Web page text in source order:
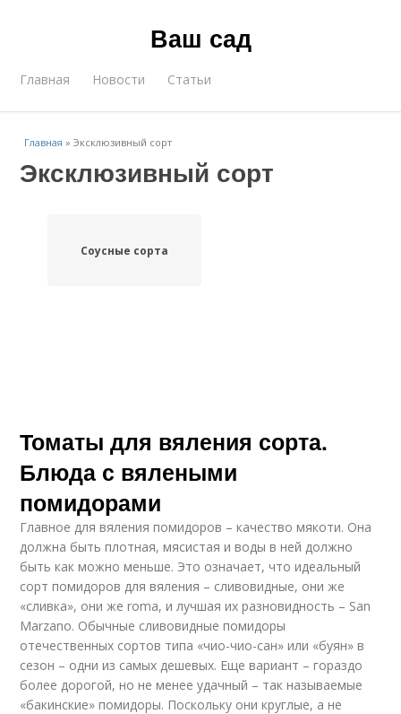
Ваш сад
Главная Новости Статьи
Главная »Эксклюзивный сорт
Эксклюзивный сорт
Соусные сорта
Томаты для вяления сорта.
Блюда с вялеными
помидорами
Главное для вяления помидоров – качество мякоти. Она
должна быть плотная, мясистая и воды в ней должно
быть как можно меньше. Это означает, что идеальный
сорт помидоров для вяления – сливовидные, они же
«сливка», они же roma, и лучшая их разновидность – San
Marzano. Обычные сливовидные помидоры
отечественных сортов типа «чио-чио-сан» или «буян» в
сезон – одни из самых дешевых. Еще вариант – гораздо
более дорогой, но не менее удачный – так называемые
«бакинские» помидоры. Поскольку они круглые, а не